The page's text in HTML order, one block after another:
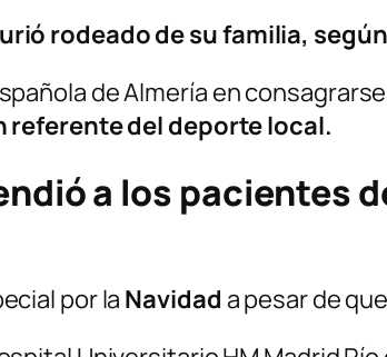
rodeado de su familia,
de Almería en consagrarse
referente del deporte local.
a los pacientes
por la Navidad a pesar de